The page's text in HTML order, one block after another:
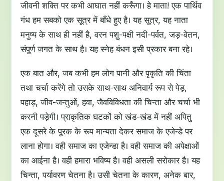
जीवनी शक्ति पर कभी आघात नहीं करूँगा। हे माता! एक पार्थिव
गंध हम सबको एक सूत्र में बाँधे हुए है। यह सूत्र, यह नाता
मनुष्य के साथ ही नहीं है, वरन पशु-पक्षी नदी-पर्वत, जड़-वेतन,
संपूर्ण जगत के साथ है। यह स्नेह बंधन इसी प्रकार बना रहे।
एक बात और, जब कभी हम लोग पानी और पृकृति की चिंता
तथा चर्चा करेंगे तो उसके साथ-साथ अनिवार्य रूप से पेड़,
पहाड़, जीव-जन्तुओं, हवा, जैवविविधता की चिन्ता और चर्चा भी
करनी पड़ेगी। प्राकृतिक घटकों को खंड-खंड में नहीं अपितु
एक दूसरे के पूरक के रूप मान्यता देकर समाज के एजेन्डे पर
लाना होगा। वही समाज का एजेन्डा है। वही समाज की अपेक्षाओं
का आईना है। वही हमारा भविष्य है। वही असली सरोकार है। यह
चिन्ता, पर्यावरण चेतना है। उसी चेतना के कारण, अनेक बार,